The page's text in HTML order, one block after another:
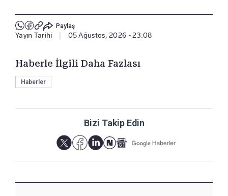
Paylaş
Yayın Tarihi 05 Ağustos, 2026 - 23:08
Haberle İlgili Daha Fazlası
Haberler
Bizi Takip Edin